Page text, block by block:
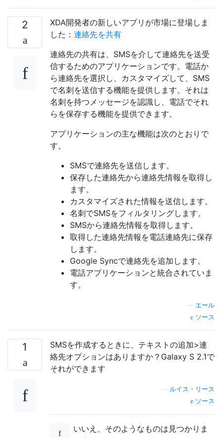
2
XDA開発者の新しいアプリが市場に登場しま
した： 連絡先を共有
連絡先の共有は、SMSを介して連絡先を送受
信するためのアプリケーションです。電話か
ら連絡先を選択し、カスタマイズして、SMS
で名刺を送信する機能を提供します。それは
名刺を持つメッセージを認識し、電話でそれ
らを保存する機能を提供できます。
アプリケーションの主な機能は次のとおりで
す。
SMSで連絡先を送信します。
保存した連絡先から連絡先情報を取得し
ます。
カスタマイズされた情報を送信します。
名刺でSMSをフィルタリングします。
SMSから連絡先情報を取得します。
取得した連絡先情報を電話連絡先に保存
します。
Google Syncで連絡先を追加します。
電話アプリケーションと統合されていま
す。
エール
ソース
1
SMSを作成するときに、テキストの追加>連
絡先オプションはありますか？Galaxy S 2.1で
それができます
ルイス・リース
ソース
いいえ、そのようなものは見つかりま